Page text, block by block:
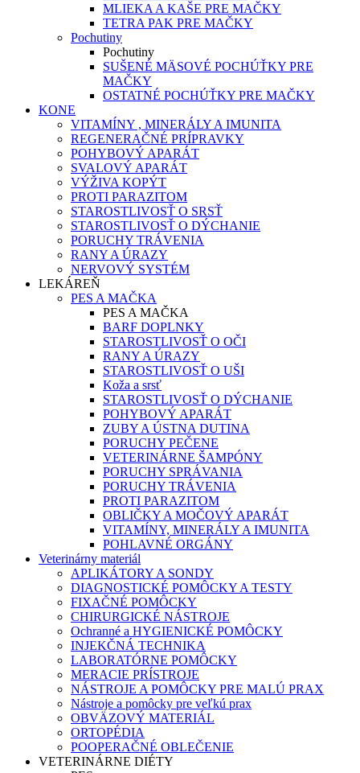
MLIEKA A KAŠE PRE MAČKY
TETRA PAK PRE MAČKY
Pochutiny
Pochutiny
SUŠENÉ MÄSOVÉ POCHÚŤKY PRE
MAČKY
OSTATNÉ POCHÚŤKY PRE MAČKY
KONE
VITAMÍNY , MINERÁLY A IMUNITA
REGENERAČNÉ PRÍPRAVKY
POHYBOVÝ APARÁT
SVALOVÝ APARÁT
VÝŽIVA KOPÝT
PROTI PARAZITOM
STAROSTLIVOSŤ O SRSŤ
STAROSTLIVOSŤ O DÝCHANIE
PORUCHY TRÁVENIA
RANY A ÚRAZY
NERVOVÝ SYSTÉM
LEKÁREŇ
PES A MAČKA
PES A MAČKA
BARF DOPLNKY
STAROSTLIVOSŤ O OČI
RANY A ÚRAZY
STAROSTLIVOSŤ O UŠI
Koža a srsť
STAROSTLIVOSŤ O DÝCHANIE
POHYBOVÝ APARÁT
ZUBY A ÚSTNA DUTINA
PORUCHY PEČENE
VETERINÁRNE ŠAMPÓNY
PORUCHY SPRÁVANIA
PORUCHY TRÁVENIA
PROTI PARAZITOM
OBLIČKY A MOČOVÝ APARÁT
VITAMÍNY, MINERÁLY A IMUNITA
POHLAVNÉ ORGÁNY
Veterinárny materiál
APLIKÁTORY A SONDY
DIAGNOSTICKÉ POMÔCKY A TESTY
FIXAČNÉ POMÔCKY
CHIRURGICKÉ NÁSTROJE
Ochranné a HYGIENICKÉ POMÔCKY
INJEKČNÁ TECHNIKA
LABORATÓRNE POMÔCKY
MERACIE PRÍSTROJE
NÁSTROJE A POMÔCKY PRE MALÚ PRAX
Nástroje a pomôcky pre veľkú prax
OBVÄZOVÝ MATERIÁL
ORTOPÉDIA
POOPERAČNÉ OBLEČENIE
VETERINÁRNE DIÉTY